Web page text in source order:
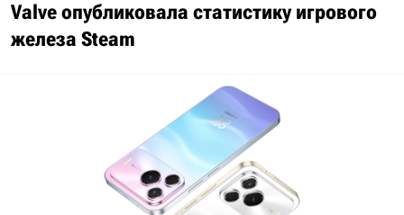
Valve опубликовала статистику игрового
железа Steam